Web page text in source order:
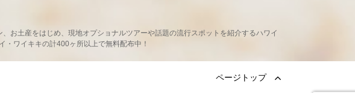
土産をはじめ、現地オプショナルツアーや話題の流行スポットを紹介するハワイ
ワイキキの計400ヶ所以上で無料配布中！
ページトップ